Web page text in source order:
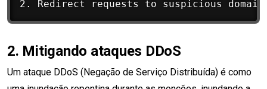
2. Mitigando ataques DDoS
Um ataque DDoS (Negação de Serviço Distribuída) é como